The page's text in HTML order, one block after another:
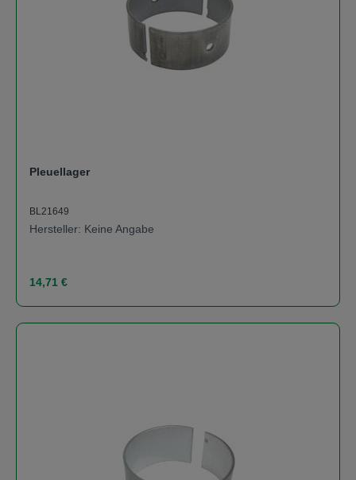
Pleuellager
BL21649
Hersteller: Keine Angabe
Regulärer Preis:
14,71 €